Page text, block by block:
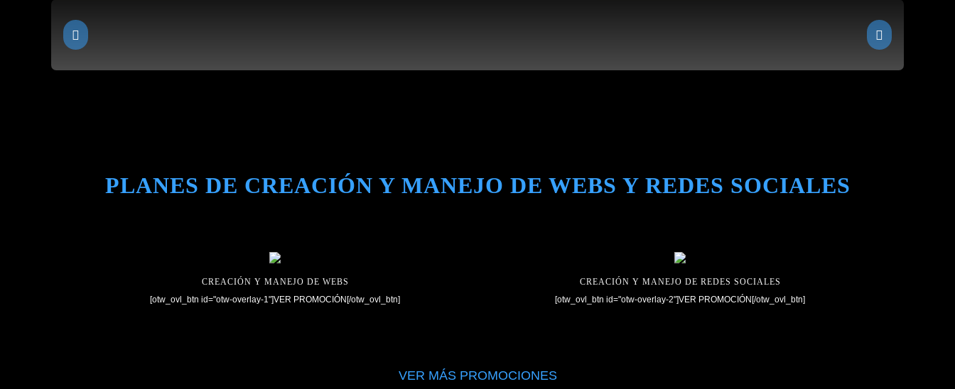
PLANES DE CREACIÓN Y MANEJO DE WEBS Y REDES SOCIALES
CREACIÓN Y MANEJO DE WEBS
[otw_ovl_btn id="otw-overlay-1"]VER PROMOCIÓN[/otw_ovl_btn]
CREACIÓN Y MANEJO DE REDES SOCIALES
[otw_ovl_btn id="otw-overlay-2"]VER PROMOCIÓN[/otw_ovl_btn]
VER MÁS PROMOCIONES